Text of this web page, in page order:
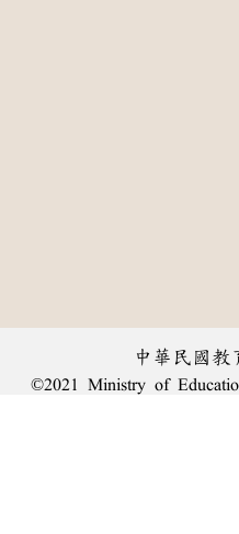
中華民國
©2021 Ministry of